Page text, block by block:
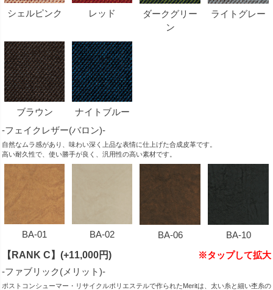
シェルピンク レッド
ダークグリー
ン
ライトグレー
ブラウン
ナイトブルー
-フェイクレザー(バロン)-
自然なムラ感があり、味わい深く上品な表情に仕上げた合成皮革です。
高い耐久性で、使い勝手が良く、汎用性の高い素材です。
BA-01 BA-02 BA-06
BA-10
【RANK C】(+11,000円)
※タップして拡大
-ファブリック(メリット)-
ポストコンシューマー・リサイクルポリエステルで作られたMeritは、太い糸と細い杢糸の